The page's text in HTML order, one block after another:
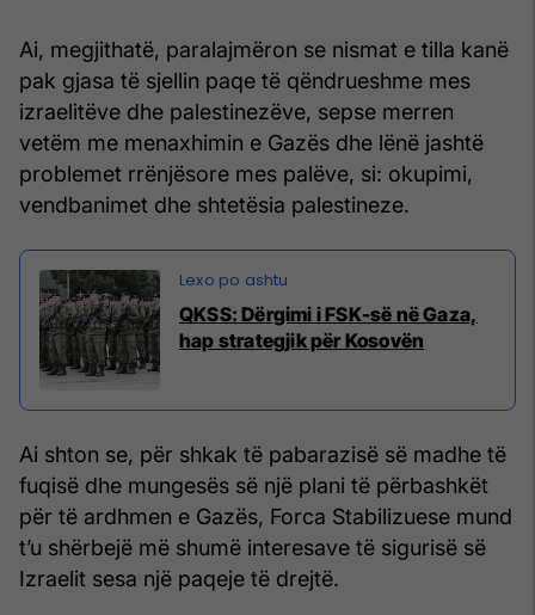
Ai, megjithatë, paralajmëron se nismat e tilla kanë
pak gjasa të sjellin paqe të qëndrueshme mes
izraelitëve dhe palestinezëve, sepse merren
vetëm me menaxhimin e Gazës dhe lënë jashtë
problemet rrënjësore mes palëve, si: okupimi,
vendbanimet dhe shtetësia palestineze.
QKSS: Dërgimi i FSK-së në Gaza,
hap strategjik për Kosovën
Ai shton se, për shkak të pabarazisë së madhe të
fuqisë dhe mungesës së një plani të përbashkët
për të ardhmen e Gazës, Forca Stabilizuese mund
t’u shërbejë më shumë interesave të sigurisë së
Izraelit sesa një paqeje të drejtë.